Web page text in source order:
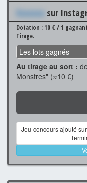
Xxxxxxx sur
Dotation : 10 € / 1
Tirage.
Les lots gagnés
Au tirage au sort :
Monstres" (≈10 €)
Jeu-concours ajouté